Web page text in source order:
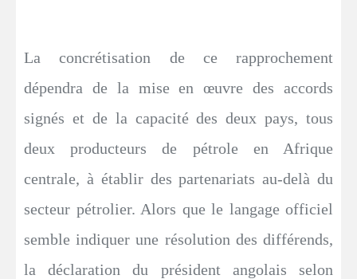
La concrétisation de ce rapprochement
dépendra de la mise en œuvre des accords
signés et de la capacité des deux pays, tous
deux producteurs de pétrole en Afrique
centrale, à établir des partenariats au-delà du
secteur pétrolier. Alors que le langage officiel
semble indiquer une résolution des différends,
la déclaration du président angolais selon